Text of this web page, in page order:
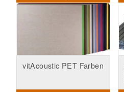
vitAcoustic PET Farben